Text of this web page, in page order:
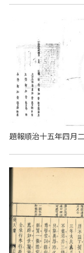
題報順治十五年四月